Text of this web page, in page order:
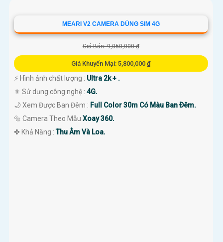
MEARI V2 CAMERA DÙNG SIM 4G
Giá Bán: 9,050,000 ₫
Giá Khuyến Mại: 5,800,000 ₫
️⚡ Hình ảnh chất lượng : Ultra 2k + .
⚜️ Sử dụng công nghệ : 4G.
🌙 Xem Được Ban Đêm : Full Color 30m Có Màu Ban Ðêm.
🔩 Camera Theo Mẫu Xoay 360.
️✤ Khả Năng :Thu Âm Và Loa.